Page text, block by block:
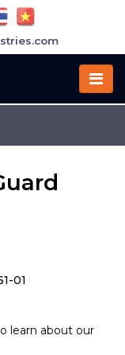
01
learn about our